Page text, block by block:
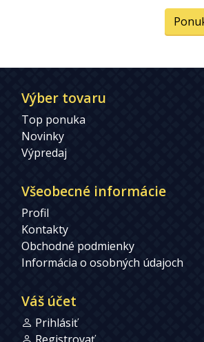
Výber tovaru
Top ponuka
Novinky
Výpredaj
Všeobecné informácie
Profil
Kontakty
Obchodné podmienky
Informácia o osobných údajoch
Váš účet
Prihlásiť